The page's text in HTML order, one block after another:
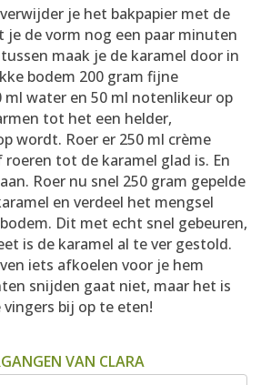
je het bakpapier met de
je de vorm nog een paar minuten
maak je de karamel door in
bodem 200 gram fijne
water en 50 ml notenlikeur op
tot het een helder,
wordt. Roer er 250 ml crème
tot de karamel glad is. En
Roer nu snel 250 gram gepelde
en verdeel het mengsel
Dit met echt snel gebeuren,
is de karamel al te ver gestold.
iets afkoelen voor je hem
snijden gaat niet, maar het is
bij op te eten!
VAN CLARA